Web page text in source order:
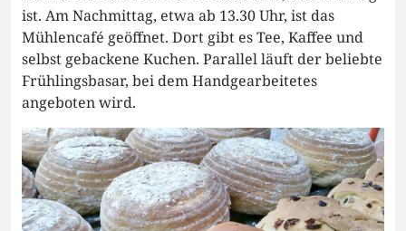
ist. Am Nachmittag, etwa ab 13.30 Uhr, ist das
Mühlencafé geöffnet. Dort gibt es Tee, Kaffee und
selbst gebackene Kuchen. Parallel läuft der beliebte
Frühlingsbasar, bei dem Handgearbeitetes
angeboten wird.